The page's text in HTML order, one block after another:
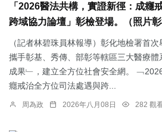
「2026醫法共構，實證新徑：成癮
跨域協力論壇」彰檢登場。（照片彰
（記者林碧珠員林報導）彰化地檢署首
攜手彰基、秀傳、部彰等轄區三大醫療
成果﹂，建立全方位社會安全網。
癮戒治全方位司法處遇與跨...
周為政 2026年八月08日 282 觀